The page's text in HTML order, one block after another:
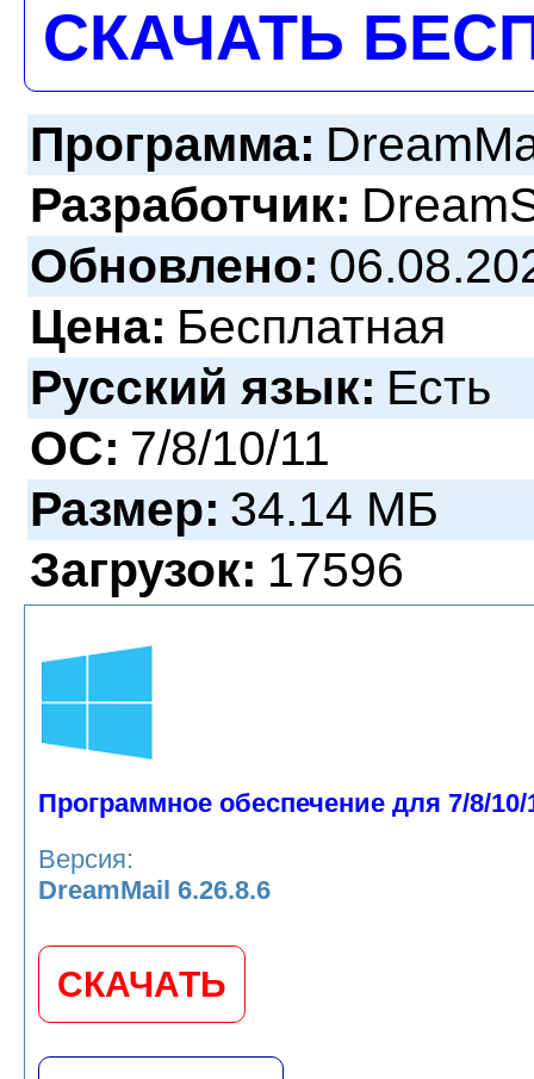
СКАЧАТЬ
Программа:
Разработчик:
Обновлено:
Цена: Бесплатная
Русский язык: Есть
ОС: 7/8/10/11
Размер: 34.14 МБ
Загрузок: 17596
Программное обеспечение для 7/8/10/
Версия:
DreamMail 6.26.8.6
СКАЧАТЬ